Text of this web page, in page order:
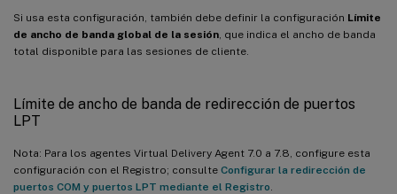
Si usa esta configuración, también debe definir la configuración Límite
de ancho de banda global de la sesión , que indica el ancho de banda
total disponible para las sesiones de cliente.
Límite de ancho de banda de redirección de puertos
LPT
Nota: Para los agentes Virtual Delivery Agent 7.0 a 7.8, configure esta
configuración con el Registro; consulte Configurar la redirección de
puertos COM y puertos LPT mediante el Registro